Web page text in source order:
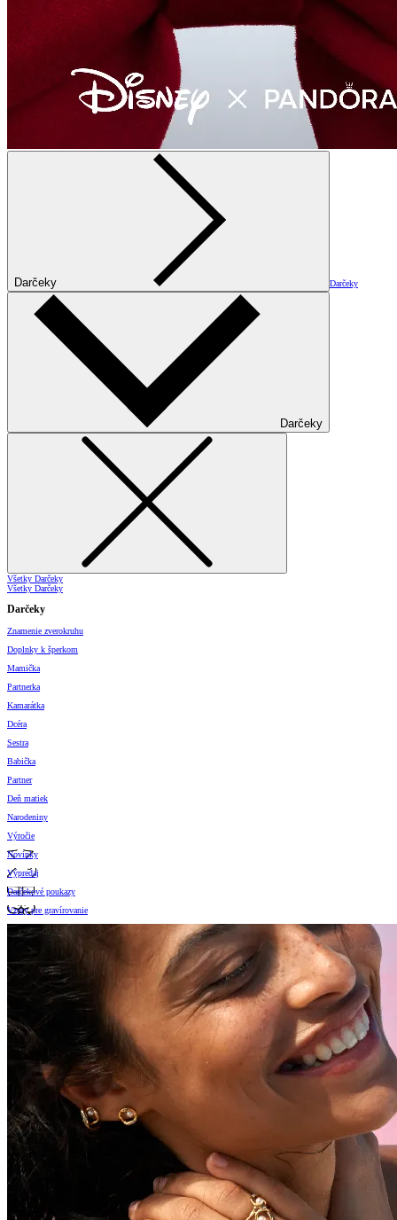
Darčeky Darčeky
Darčeky
Všetky Darčeky
Všetky Darčeky
Darčeky
Znamenie zverokruhu
Doplnky k šperkom
Mamička
Partnerka
Kamarátka
Dcéra
Sestra
Babička
Partner
Deň matiek
Narodeniny
Výročie
Novinky
Výpredaj
Darčekové poukazy
Vzory pre gravírovanie